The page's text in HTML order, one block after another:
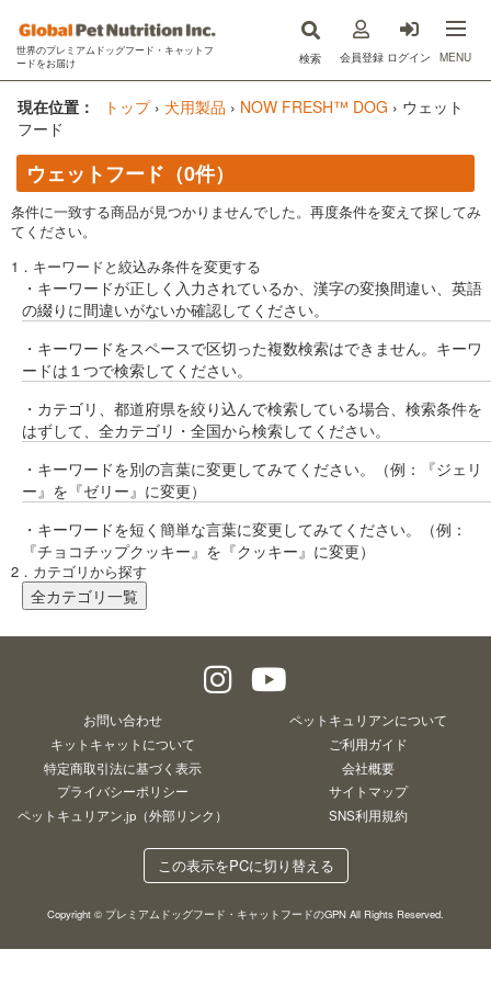
世界のプレミアムドッグフード・キャットフ
ードをお届け
検索 会員登録 ログイン
now fresh(ナウフレッシュ)
GO!SOLUTIONS(ゴー)
キットキャット
オンライン購入
コラム
原材料ハンドブック
Instagram
Youtubeチャネル
取り扱い店舗 ご利用ガイド
よくあるご質問
閉じる
MENU
現在位置： トップ› 犬用製品 › NOW FRESH™ DOG › ウェット
フード
ウェットフード（0件）
条件に一致する商品が見つかりませんでした。再度条件を変えて探してみ
てください。
1．キーワードと絞込み条件を変更する
・キーワードが正しく入力されているか、漢字の変換間違い、英語
の綴りに間違いがないか確認してください。
・キーワードをスペースで区切った複数検索はできません。キーワ
ードは１つで検索してください。
・カテゴリ、都道府県を絞り込んで検索している場合、検索条件を
はずして、全カテゴリ・全国から検索してください。
・キーワードを別の言葉に変更してみてください。（例：『ジェリ
ー』を『ゼリー』に変更）
・キーワードを短く簡単な言葉に変更してみてください。（例：
『チョコチップクッキー』を『クッキー』に変更）
2．カテゴリから探す
全カテゴリ一覧
お問い合わせ
ペットキュリアンについて
キットキャットについて
ご利用ガイド
特定商取引法に基づく表示
会社概要
プライバシーポリシー
サイトマップ
ペットキュリアン.jp（外部リンク）
SNS利用規約
この表示をPCに切り替える
Copyright © プレミアムドッグフード・キャットフードのGPN All Rights Reserved.